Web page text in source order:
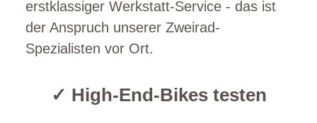
erstklassiger Werkstatt-Service - das ist
der Anspruch unserer Zweirad-
Spezialisten vor Ort.
✓ High-End-Bikes testen